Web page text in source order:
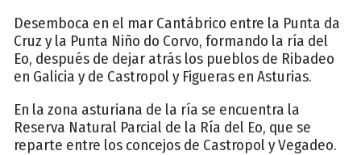
Desemboca en el mar Cantábrico entre la Punta da
Cruz y la Punta Niño do Corvo, formando la ría del
Eo, después de dejar atrás los pueblos de Ribadeo
en Galicia y de Castropol y Figueras en Asturias.
En la zona asturiana de la ría se encuentra la
Reserva Natural Parcial de la Ría del Eo, que se
reparte entre los concejos de Castropol y Vegadeo.